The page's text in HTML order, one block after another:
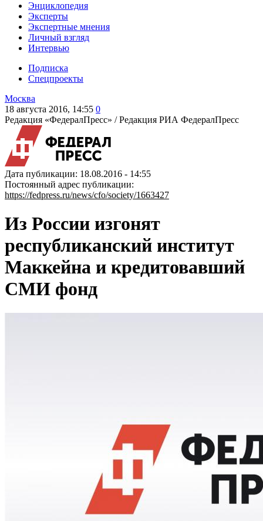
Энциклопедия
Эксперты
Экспертные мнения
Личный взгляд
Интервью
Подписка
Спецпроекты
Москва
18 августа 2016, 14:55 0
Редакция «ФедералПресс» /Редакция РИА ФедералПресс
Дата публикации: 18.08.2016 - 14:55
Постоянный адрес публикации:
https://fedpress.ru/news/cfo/society/1663427
Из России изгонят
республиканский институт
Маккейна и кредитовавший
СМИ фонд